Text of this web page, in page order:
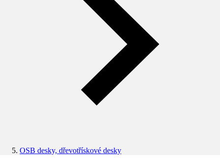
OSB desky, dřevotřískové desky